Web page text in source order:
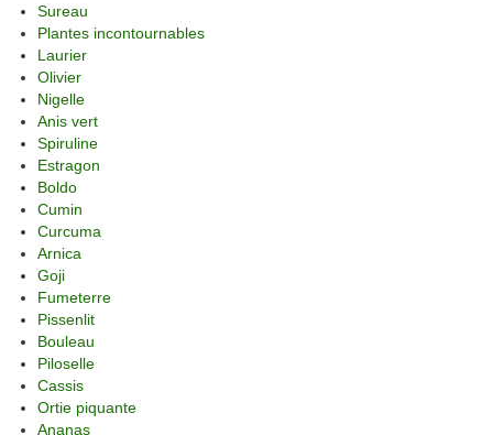
Sureau
Plantes incontournables
Laurier
Olivier
Nigelle
Anis vert
Spiruline
Estragon
Boldo
Cumin
Curcuma
Arnica
Goji
Fumeterre
Pissenlit
Bouleau
Piloselle
Cassis
Ortie piquante
Ananas